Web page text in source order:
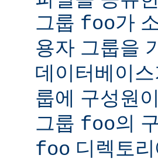
그룹 foo가
용자 그룹을
데이터베이
룹에 구성원
그룹 foo의
foo 디렉토